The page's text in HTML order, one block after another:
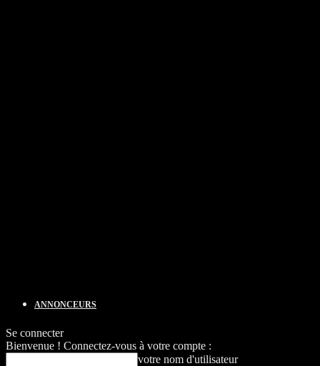
ANNONCEURS
Se connecter
Bienvenue ! Connectez-vous à votre compte :
votre nom d'utilisateur